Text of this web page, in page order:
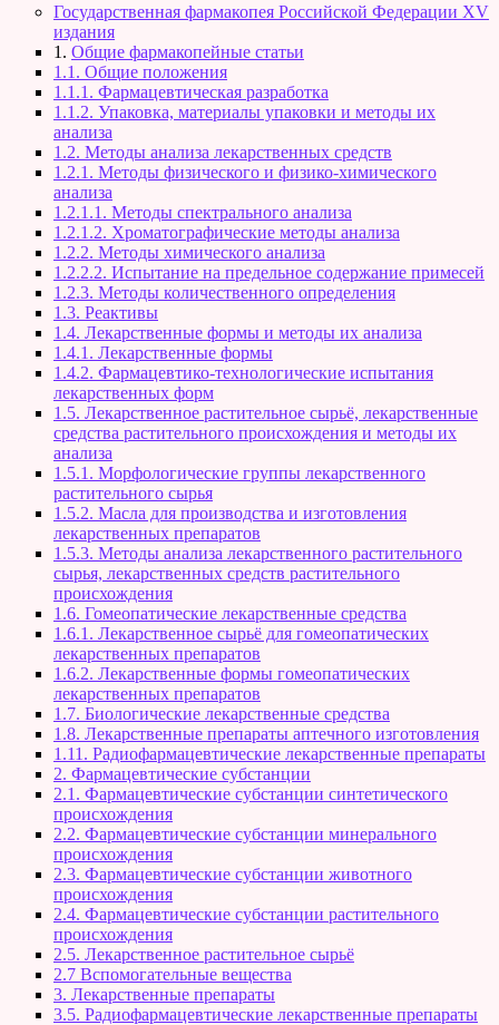
Государственная фармакопея Российской Федерации XV
издания
1. Общие фармакопейные статьи
1.1. Общие положения
1.1.1. Фармацевтическая разработка
1.1.2. Упаковка, материалы упаковки и методы их
анализа
1.2. Методы анализа лекарственных средств
1.2.1. Методы физического и физико-химического
анализа
1.2.1.1. Методы спектрального анализа
1.2.1.2. Хроматографические методы анализа
1.2.2. Методы химического анализа
1.2.2.2. Испытание на предельное содержание примесей
1.2.3. Методы количественного определения
1.3. Реактивы
1.4. Лекарственные формы и методы их анализа
1.4.1. Лекарственные формы
1.4.2. Фармацевтико-технологические испытания
лекарственных форм
1.5. Лекарственное растительное сырьё, лекарственные
средства растительного происхождения и методы их
анализа
1.5.1. Морфологические группы лекарственного
растительного сырья
1.5.2. Масла для производства и изготовления
лекарственных препаратов
1.5.3. Методы анализа лекарственного растительного
сырья, лекарственных средств растительного
происхождения
1.6. Гомеопатические лекарственные средства
1.6.1. Лекарственное сырьё для гомеопатических
лекарственных препаратов
1.6.2. Лекарственные формы гомеопатических
лекарственных препаратов
1.7. Биологические лекарственные средства
1.8. Лекарственные препараты аптечного изготовления
1.11. Радиофармацевтические лекарственные препараты
2. Фармацевтические субстанции
2.1. Фармацевтические субстанции синтетического
происхождения
2.2. Фармацевтические субстанции минерального
происхождения
2.3. Фармацевтические субстанции животного
происхождения
2.4. Фармацевтические субстанции растительного
происхождения
2.5. Лекарственное растительное сырьё
2.7 Вспомогательные вещества
3. Лекарственные препараты
3.5. Радиофармацевтические лекарственные препараты